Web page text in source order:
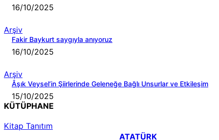
16/10/2025
Arşiv
Fakir Baykurt saygıyla anıyoruz
16/10/2025
Arşiv
Âşık Veysel’in Şiirlerinde Geleneğe Bağlı Unsurlar ve Etkileşim
15/10/2025
KÜTÜPHANE
Kitap Tanıtım
ATATÜRK